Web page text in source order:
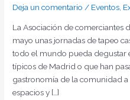
Deja un comentario / Eventos
La Asociación de comerciantes
mayo unas jornadas de tapeo
todo el mundo pueda degustar
típicos de Madrid o que han
gastronomía de la comunidad a
espacios y […]
Tapeo
en
el
triBall